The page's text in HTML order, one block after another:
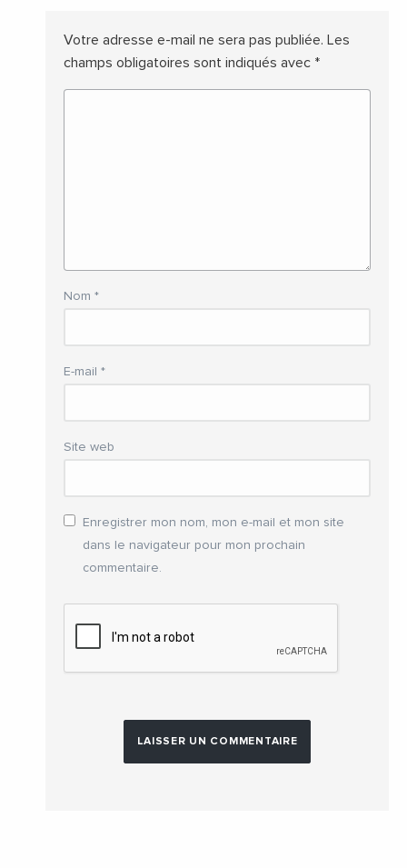
Votre adresse e-mail ne sera pas publiée. Les
champs obligatoires sont indiqués avec *
Nom *
E-mail *
Site web
Enregistrer mon nom, mon e-mail et mon site
dans le navigateur pour mon prochain
commentaire.